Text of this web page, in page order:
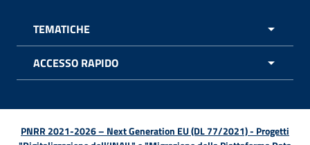
TEMATICHE
ACCESSO RAPIDO
PNRR 2021-2026 – Next Generation EU (DL 77/2021) - Progetti